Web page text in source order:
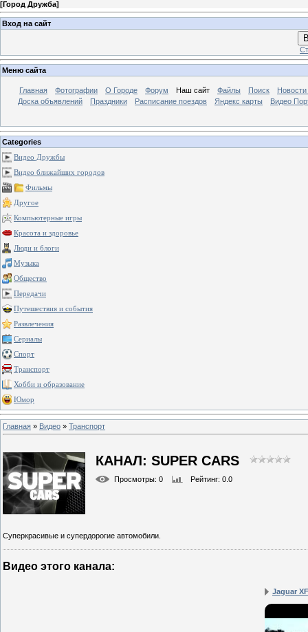
[Город Дружба]
Вход на сайт
Меню сайта
Главная Фотографии О Городе Форум Наш сайт Файлы Поиск
Доска объявлений
Праздники Расписание поездов Яндекс карты Видео
Categories
Видео Дружбы
Видео ближайших городов
Фильмы
Другое
Компьютерные игры
Красота и здоровье
Люди и блоги
Музыка
Общество
Передачи
Путешествия и события
Развлечения
Сериалы
Спорт
Транспорт
Хобби и образование
Юмор
Главная » Видео » Транспорт
КАНАЛ: SUPER CARS
Просмотры: 0 Рейтинг: 0.0
Суперкрасивые и супердорогие автомобили.
Видео этого канала:
Jaguar